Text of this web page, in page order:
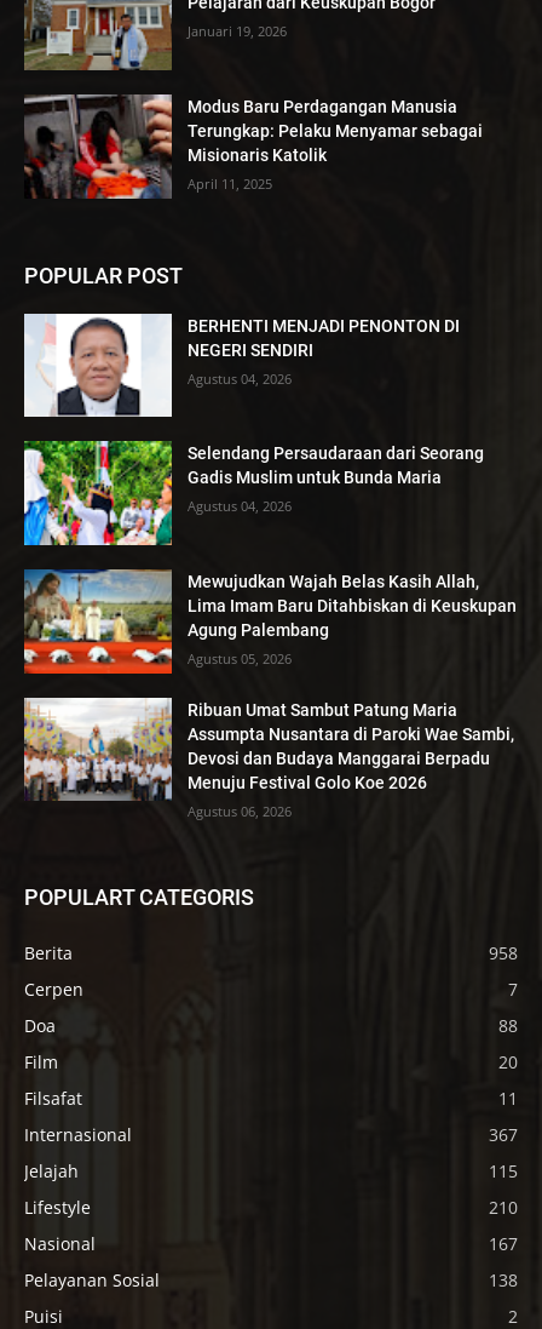
Januari 19, 2026
Modus Baru Perdagangan Manusia
Terungkap: Pelaku Menyamar sebagai
Misionaris Katolik
April 11, 2025
POPULAR POST
BERHENTI MENJADI PENONTON DI
NEGERI SENDIRI
Agustus 04, 2026
Selendang Persaudaraan dari Seorang
Gadis Muslim untuk Bunda Maria
Agustus 04, 2026
Mewujudkan Wajah Belas Kasih Allah,
Lima Imam Baru Ditahbiskan di Keuskupan
Agung Palembang
Agustus 05, 2026
Ribuan Umat Sambut Patung Maria
Assumpta Nusantara di Paroki Wae Sambi,
Devosi dan Budaya Manggarai Berpadu
Menuju Festival Golo Koe 2026
Agustus 06, 2026
POPULART CATEGORIS
Berita
958
Cerpen
7
Doa
88
Film
20
Filsafat
11
Internasional
367
Jelajah
115
Lifestyle
210
Nasional
167
Pelayanan Sosial
138
Puisi
2